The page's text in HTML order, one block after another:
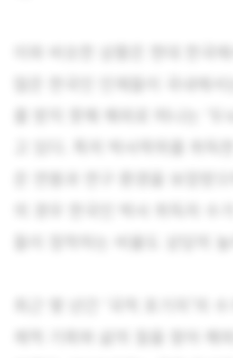
이와 비슷한 상황은 현대 한국
많은 한국인 인재들이 국내에서
를 받지 못해 해외로 떠나는 ‘두
고 있다. 특히 박사학위를 취득
은 연봉과 연구 환경을 보장받
들이 정착하는 비율도 상당히 높
제적 기회와 삶의 질을 찾아 해